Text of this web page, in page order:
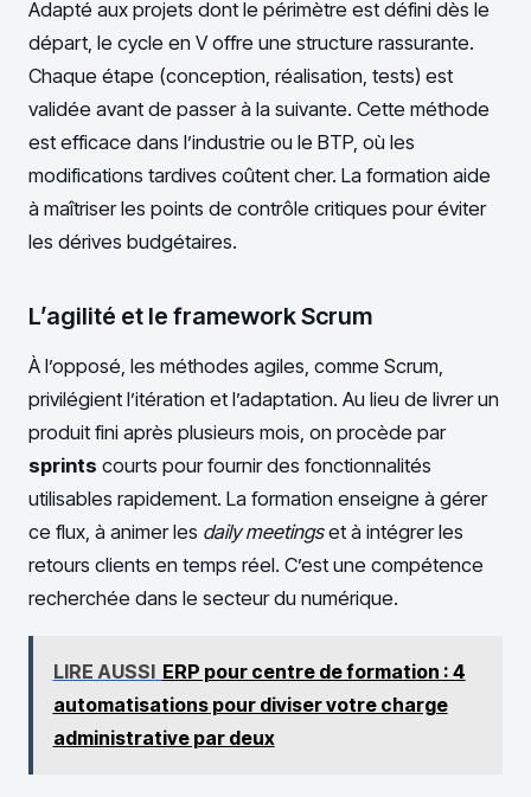
Adapté aux projets dont le périmètre est défini dès le
départ, le cycle en V offre une structure rassurante.
Chaque étape (conception, réalisation, tests) est
validée avant de passer à la suivante. Cette méthode
est efficace dans l’industrie ou le BTP, où les
modifications tardives coûtent cher. La formation aide
à maîtriser les points de contrôle critiques pour éviter
les dérives budgétaires.
L’agilité et le framework Scrum
À l’opposé, les méthodes agiles, comme Scrum,
privilégient l’itération et l’adaptation. Au lieu de livrer un
produit fini après plusieurs mois, on procède par
sprints courts pour fournir des fonctionnalités
utilisables rapidement. La formation enseigne à gérer
ce flux, à animer les daily meetingset à intégrer les
retours clients en temps réel. C’est une compétence
recherchée dans le secteur du numérique.
LIRE AUSSI ERP pour centre de formation : 4
automatisations pour diviser votre charge
administrative par deux